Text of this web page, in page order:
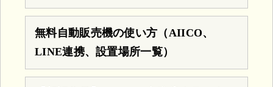
無料自動販売機の使い方（AIICO、
LINE連携、設置場所一覧）